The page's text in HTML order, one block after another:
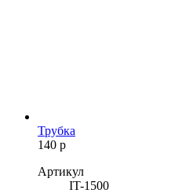
Трубка
140 р
Артикул
IT-1500